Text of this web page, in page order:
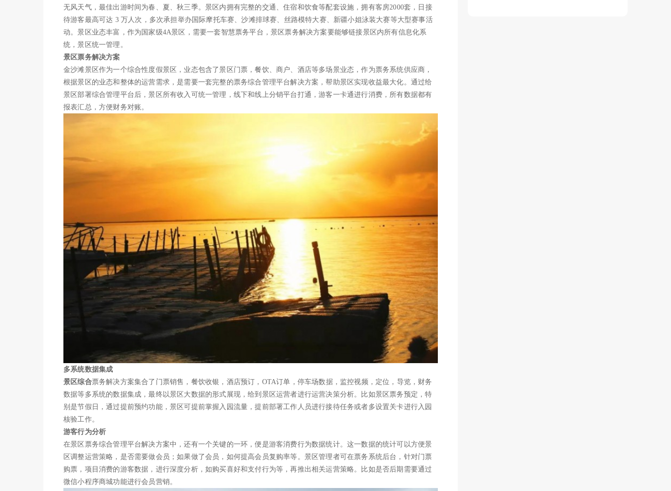
无风天气，最佳出游时间为春、夏、秋三季。景区内拥有完整的交通、住宿和饮食等配套设施，拥有客房2000套，日接
待游客最高可达 3 万人次，多次承担举办国际摩托车赛、沙滩排球赛、丝路模特大赛、新疆小姐泳装大赛等大型赛事活
动。景区业态丰富，作为国家级4A景区，需要一套智慧票务平台，景区票务解决方案要能够链接景区内所有信息化系
统，景区统一管理。
景区票务解决方案
金沙滩景区作为一个综合性度假景区，业态包含了景区门票，餐饮、商户、酒店等多场景业态，作为票务系统供应商，
根据景区的业态和整体的运营需求，是需要一套完整的票务综合管理平台解决方案，帮助景区实现收益最大化。通过给
景区部署综合管理平台后，景区所有收入可统一管理，线下和线上分销平台打通，游客一卡通进行消费，所有数据都有
报表汇总，方便财务对账。
多系统数据集成
景区综合票务解决方案集合了门票销售，餐饮收银，酒店预订，OTA订单，停车场数据，监控视频，定位，导览，财务
数据等多系统的数据集成，最终以景区大数据的形式展现，给到景区运营者进行运营决策分析。比如景区票务预定，特
别是节假日，通过提前预约功能，景区可提前掌握入园流量，提前部署工作人员进行接待任务或者多设置关卡进行入园
核验工作。
游客行为分析
在景区票务综合管理平台解决方案中，还有一个关键的一环，便是游客消费行为数据统计。这一数据的统计可以方便景
区调整运营策略，是否需要做会员；如果做了会员，如何提高会员复购率等。景区管理者可在票务系统后台，针对门票
购票，项目消费的游客数据，进行深度分析，如购买喜好和支付行为等，再推出相关运营策略。比如是否后期需要通过
微信小程序商城功能进行会员营销。